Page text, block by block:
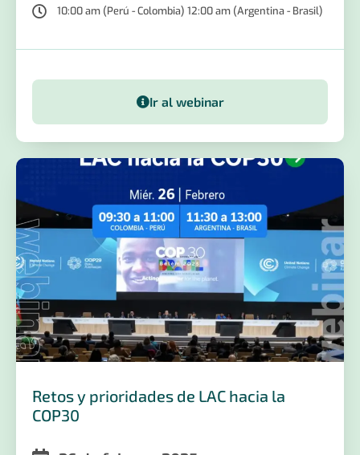
10:00 am (Perú - Colombia) 12:00 am (Argentina - Brasil)
Ir al webinar
Retos y prioridades de LAC hacia la
COP30